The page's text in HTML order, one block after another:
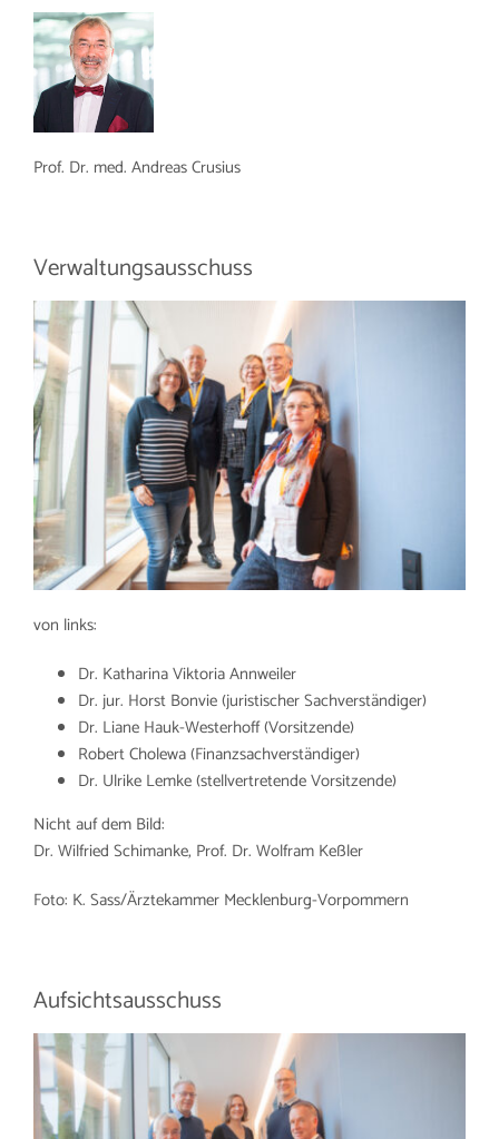
Prof. Dr. med. Andreas Crusius
Verwaltungsausschuss
von links:
Dr. Katharina Viktoria Annweiler
Dr. jur. Horst Bonvie (juristischer Sachverständiger)
Dr. Liane Hauk-Westerhoff (Vorsitzende)
Robert Cholewa (Finanzsachverständiger)
Dr. Ulrike Lemke (stellvertretende Vorsitzende)
Nicht auf dem Bild:
Dr. Wilfried Schimanke, Prof. Dr. Wolfram Keßler
Foto: K. Sass/Ärztekammer Mecklenburg-Vorpommern
Aufsichtsausschuss